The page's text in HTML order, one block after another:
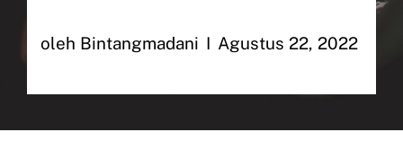
oleh Bintangmadani Agustus 22, 2022